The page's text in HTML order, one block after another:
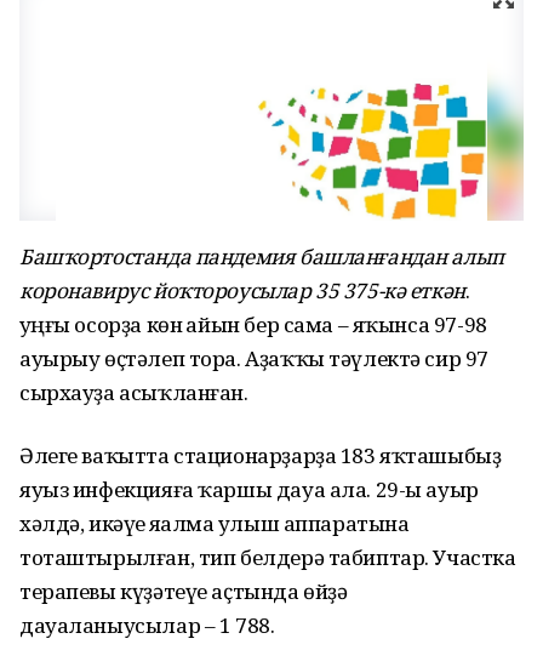
Башҡортостанда пандемия башланғандан алып
коронавирус йоҡтороусылар 35 375-кә еткән.
һуңғы осорҙа көн һайын бер сама – яҡынса 97-98
ауырыу өҫтәлеп тора. Аҙаҡҡы тәүлектә сир 97
сырхауҙа асыҡланған.
Әлеге ваҡытта стационарҙарҙа 183 яҡташыбыҙ
яуыз инфекцияға ҡаршы дауа ала. 29-ы ауыр
хәлдә, икәүһе яһалма һулыш аппаратына
тоташтырылған, тип белдерә табиптар. Участка
терапевы күҙәтеүе аҫтында өйҙә
дауаланыусылар – 1 788.